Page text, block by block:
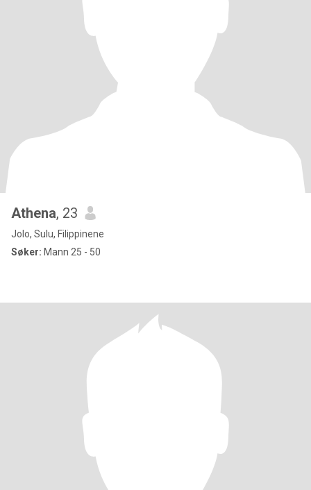
Athena, 23
Jolo, Sulu, Filippinene
Søker: Mann 25 - 50